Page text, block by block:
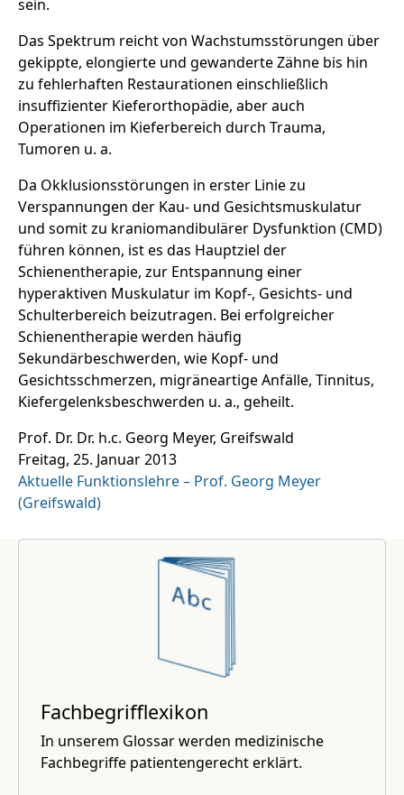
sein.
Das Spektrum reicht von Wachstumsstörungen über
gekippte, elongierte und gewanderte Zähne bis hin
zu fehlerhaften Restaurationen einschließlich
insuffizienter Kieferorthopädie, aber auch
Operationen im Kieferbereich durch Trauma,
Tumoren u. a.
Da Okklusionsstörungen in erster Linie zu
Verspannungen der Kau- und Gesichtsmuskulatur
und somit zu kraniomandibulärer Dysfunktion (CMD)
führen können, ist es das Hauptziel der
Schienentherapie, zur Entspannung einer
hyperaktiven Muskulatur im Kopf-, Gesichts- und
Schulterbereich beizutragen. Bei erfolgreicher
Schienentherapie werden häufig
Sekundärbeschwerden, wie Kopf- und
Gesichtsschmerzen, migräneartige Anfälle, Tinnitus,
Kiefergelenksbeschwerden u. a., geheilt.
Prof. Dr. Dr. h.c. Georg Meyer, Greifswald
Freitag, 25. Januar 2013
Aktuelle Funktionslehre – Prof. Georg Meyer
(Greifswald)
Fachbegrifflexikon
In unserem Glossar werden medizinische
Fachbegriffe patientengerecht erklärt.